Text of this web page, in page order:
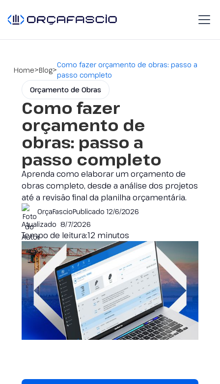
Home>Blog>Como fazer orçamento de obras: passo a
passo completo
Orçamento de Obras
Como fazer
orçamento de
obras: passo a
passo completo
Aprenda como elaborar um orçamento de
obras completo, desde a análise dos projetos
até a revisão final da planilha orçamentária.
OrçaFascioPublicado12/6/2026
Atualizado 8/7/2026
Tempo de leitura:12 minutos